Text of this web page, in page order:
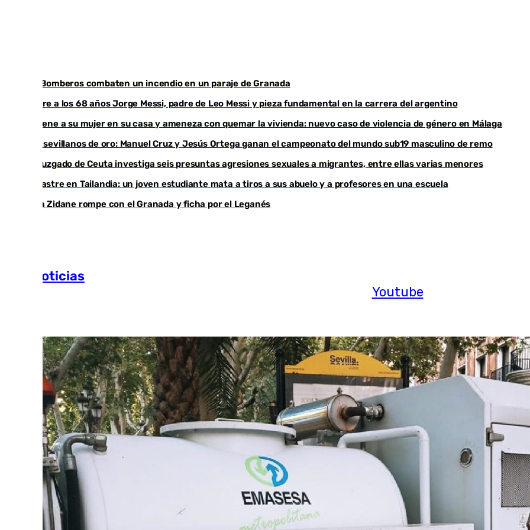
Youtube
Los Bomberos combaten un incendio en un paraje de Granada
Muere a los 68 años Jorge Messi, padre de Leo Messi y pieza fundamental en la carrera del argentino
Retiene a su mujer en su casa y ameneza con quemar la vivienda: nuevo caso de violencia de género en Málaga
Dos sevillanos de oro: Manuel Cruz y Jesús Ortega ganan el campeonato del mundo sub19 masculino de remo
Un juzgado de Ceuta investiga seis presuntas agresiones sexuales a migrantes, entre ellas varias menores
Desastre en Tailandia: un joven estudiante mata a tiros a sus abuelo y a profesores en una escuela
Luca Zidane rompe con el Granada y ficha por el Leganés
Más noticias